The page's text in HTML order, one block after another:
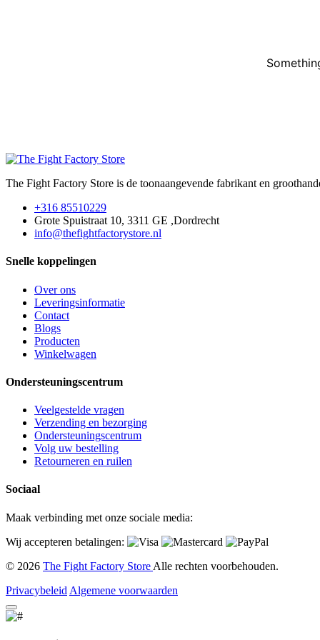
The Fight Factory Store is de toonaangevende fabrikant en
+316 85510229
Grote Spuistraat 10, 3311 GE ,Dordrecht
info@thefightfactorystore.nl
Snelle koppelingen
Over ons
Leveringsinformatie
Contact
Blogs
Producten
Winkelwagen
Ondersteuningscentrum
Veelgestelde vragen
Verzending en bezorging
Ondersteuningscentrum
Volg uw bestelling
Retourneren en ruilen
Sociaal
Maak verbinding met onze sociale media:
Wij accepteren betalingen:
© 2026 The Fight Factory Store Alle rechten voorbehouden.
Privacybeleid Algemene voorwaarden